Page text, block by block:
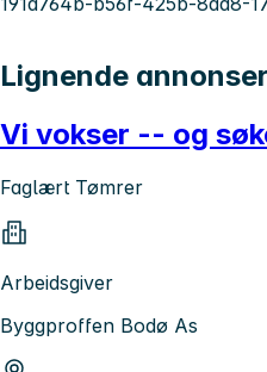
Lignende annonser
Vi vokser -- og
Faglært Tømrer
Arbeidsgiver
Byggproffen Bodø As